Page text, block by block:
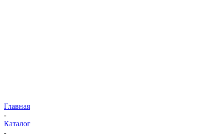
Главная
-
Каталог
-